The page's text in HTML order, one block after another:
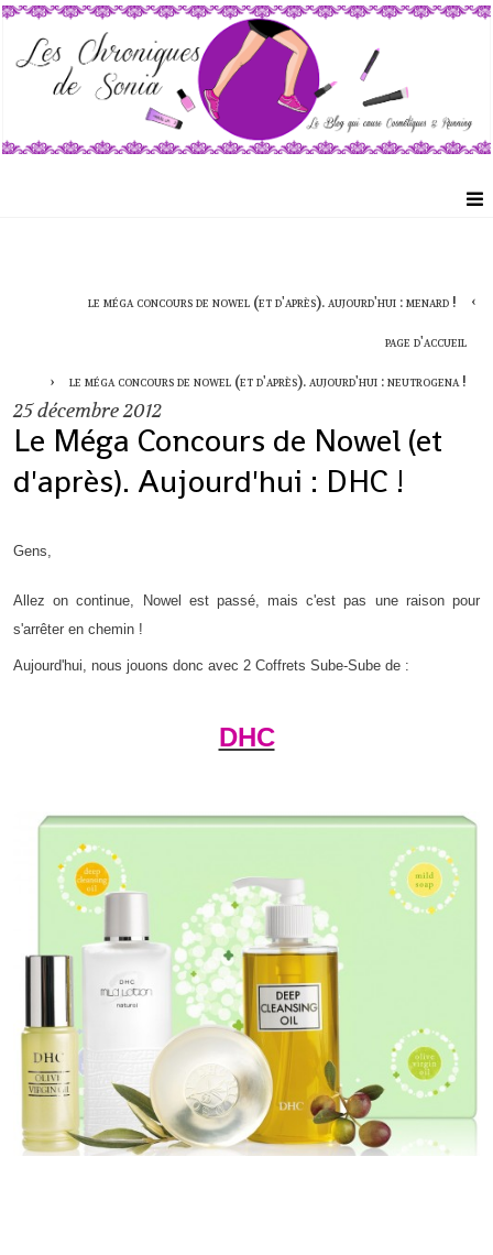
le méga concours de nowel (et d'après). aujourd'hui : menard !
page d'accueil
le méga concours de nowel (et d'après). aujourd'hui : neutrogena !
25décembre 2012
Le Méga Concours de Nowel (et
d'après). Aujourd'hui : DHC !
Gens,
Allez on continue, Nowel est passé, mais c'est pas une raison pour
s'arrêter en chemin !
Aujourd'hui, nous jouons donc avec 2 Coffrets Sube-Sube de :
DHC